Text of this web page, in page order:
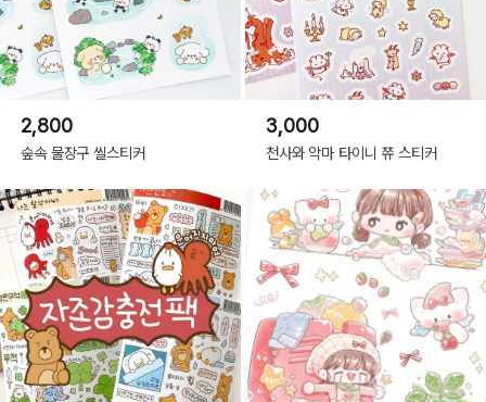
2,800
숲속 물장구 씰스티커
3,000
천사와 악마 타이니 쮸 스티커